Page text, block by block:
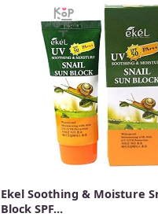
Ekel Soothing & Moisture
Block SPF...